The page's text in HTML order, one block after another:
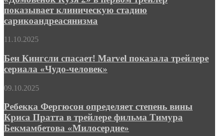
в
трейлере
экшена
человек»
в
первом
трейлер
клиническую
сарикоандреасянизма
показывает клиническую стадию
сарикоандреасянизма
Бен
спасает!
Marvel
показала
сериала
человек»
11.10.2025
Бен Кингсли спасает! Marvel показала трейлере
сериала «Чудо-человек»
Ребекка
определяет
степень
вины
Криса
09.10.2025
Ребекка Фергюсон определяет степень вины
Криса Пратта в трейлере фильма Тимура
Бекмамбетова «Милосердие»